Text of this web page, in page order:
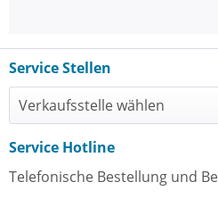
Service Stellen
Service Hotline
Telefonische Bestellung und